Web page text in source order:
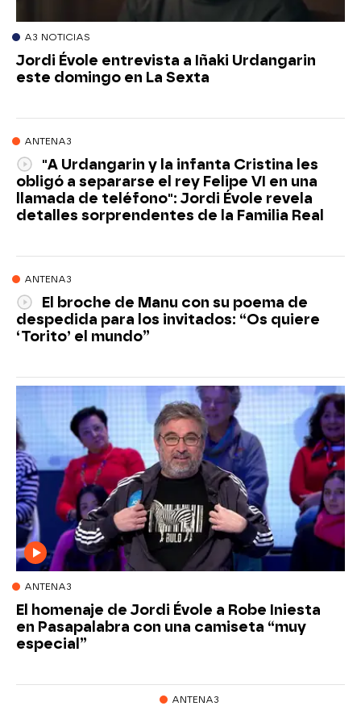
A3 NOTICIAS
Jordi Évole entrevista a Iñaki Urdangarin
este domingo en La Sexta
ANTENA3
"A Urdangarin y la infanta Cristina les
obligó a separarse el rey Felipe VI en una
llamada de teléfono": Jordi Évole revela
detalles sorprendentes de la Familia Real
ANTENA3
El broche de Manu con su poema de
despedida para los invitados: “Os quiere
‘Torito’ el mundo”
ANTENA3
El homenaje de Jordi Évole a Robe Iniesta
en Pasapalabra con una camiseta “muy
especial”
ANTENA3